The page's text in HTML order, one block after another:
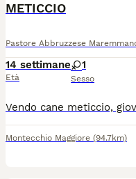
METICCIO
Pastore Abbruzzese
14 settimane
Età
1
Sesso
Montecchio Maggiore (94.7km)